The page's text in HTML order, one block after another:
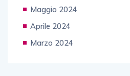
Maggio 2024
Aprile 2024
Marzo 2024